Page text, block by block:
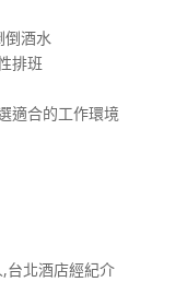
倒酒水
排班
適合的工作環境
台北酒店經紀介